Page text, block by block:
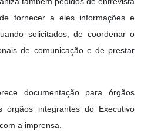
fornecer a eles informações e
solicitados, de coordenar o
de comunicação e de prestar
documentação para órgãos
órgãos integrantes do Executivo
a imprensa.